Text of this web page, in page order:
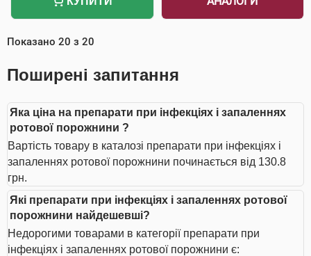
Показано 20 з 20
Поширені запитання
Яка ціна на препарати при інфекціях і запаленнях
ротової порожнини ?
Вартість товару в каталозі препарати при інфекціях і
запаленнях ротової порожнини починається від 130.8
грн.
Які препарати при інфекціях і запаленнях ротової
порожнини найдешевші?
Недорогими товарами в категорії препарати при
інфекціях і запаленнях ротової порожнини є: